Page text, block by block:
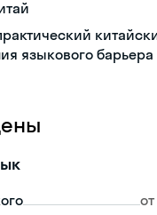
языкового барьера